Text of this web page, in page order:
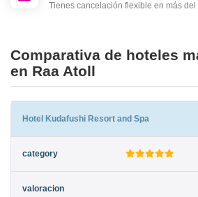
Tienes cancelación flexible en más
Comparativa de hoteles
en Raa Atoll
Hotel Kudafushi Resort and Spa